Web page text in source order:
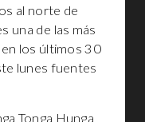
al norte de
una de las más
los últimos 30
lunes fuentes
Tonga Hunga